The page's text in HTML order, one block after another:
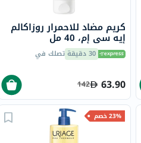
كريم مضاد للاحمرار روزاكالم
إيه سي إم، 40 مل
30 دقيقة تصلك في
63.90
142
23% خصم